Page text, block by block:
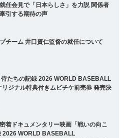
任会見で「日本らしさ」を力説 関係者
引する期待の声
チーム 井口資仁監督の就任について
侍たちの記録 2026 WORLD BASEBALL
ジナル特典付きムビチケ前売券 発売決
着ドキュメンタリー映画「戦いの向こ
2026 WORLD BASEBALL